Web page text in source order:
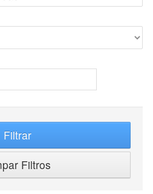
Filtrar
Filtros